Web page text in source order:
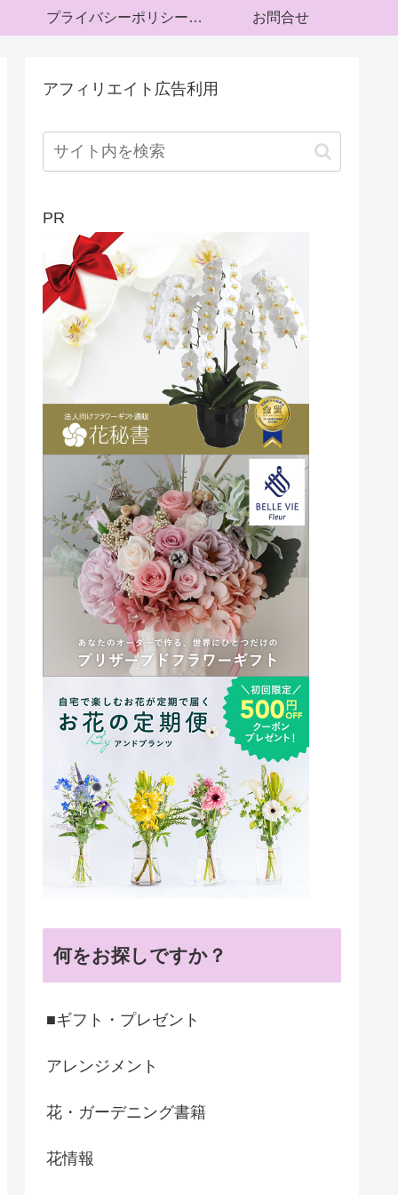
プライバシーポリシー・運営者情報 お問合せ
アフィリエイト広告利用
PR
何をお探しですか？
■ギフト・プレゼント
アレンジメント
花・ガーデニング書籍
花情報